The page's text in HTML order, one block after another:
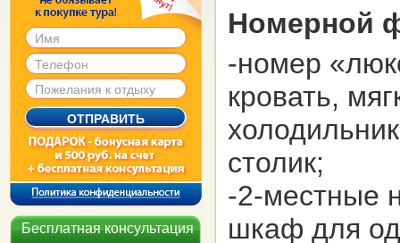
Бесплатная консультация
Номерной
-номер
кровать,
столик;
-2-местные
шкаф для